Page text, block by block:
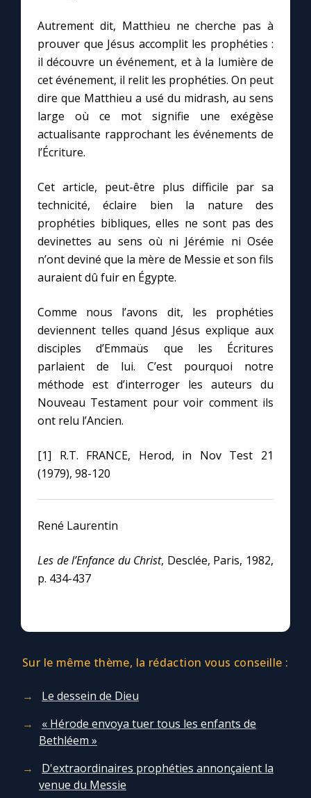
Autrement dit, Matthieu ne cherche pas à
prouver que Jésus accomplit les prophéties :
il découvre un événement, et à la lumière de
cet événement, il relit les prophéties. On peut
dire que Matthieu a usé du midrash, au sens
large où ce mot signifie une exégèse
actualisante rapprochant les événements de
l’Écriture.
Cet article, peut-être plus difficile par sa
technicité, éclaire bien la nature des
prophéties bibliques, elles ne sont pas des
devinettes au sens où ni Jérémie ni Osée
n’ont deviné que la mère de Messie et son fils
auraient dû fuir en Égypte.
Comme nous l’avons dit, les prophéties
deviennent telles quand Jésus explique aux
disciples d’Emmaüs que les Écritures
parlaient de lui. C’est pourquoi notre
méthode est d’interroger les auteurs du
Nouveau Testament pour voir comment ils
ont relu l’Ancien.
[1] R.T. FRANCE, Herod, in Nov Test 21
(1979), 98-120
René Laurentin
Les de l’Enfance du Christ, Desclée, Paris, 1982,
p. 434-437
Sur le même thème, la rédaction vous conseille :
Le dessein de Dieu
« Hérode envoya tuer tous les enfants de
Bethléem »
D'extraordinaires prophéties annonçaient la
venue du Messie